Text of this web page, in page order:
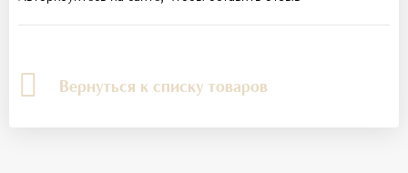
Вернуться к списку товаров